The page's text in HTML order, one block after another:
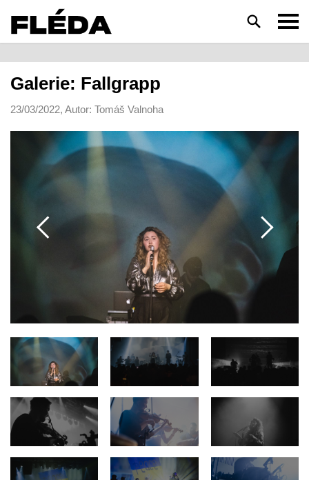
HLEDAT
Galerie: Fallgrapp
23/03/2022, Autor: Tomáš Valnoha